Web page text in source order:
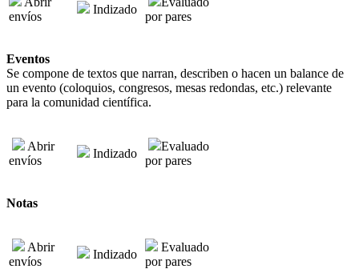
envíos
Indizado
por pares
Eventos
Se compone de textos que narran, describen o hacen un balance de
un evento (coloquios, congresos, mesas redondas, etc.) relevante
para la comunidad científica.
Abrir
envíos
Indizado
Evaluado
por pares
Notas
Abrir
envíos
Indizado
Evaluado
por pares